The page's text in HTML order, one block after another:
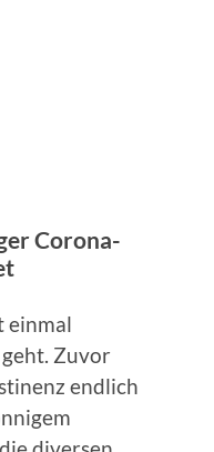
Corona-
einmal
Zuvor
endlich